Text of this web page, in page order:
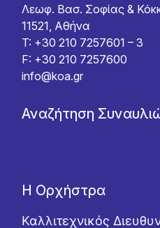
Λεωφ. Βασ. Σοφίας &
11521, Αθήνα
T: +30 210 7257601 – 3
F: +30 210 7257600
info@koa.gr
Αναζήτηση
Η Ορχήστρα
Καλλιτεχνικός